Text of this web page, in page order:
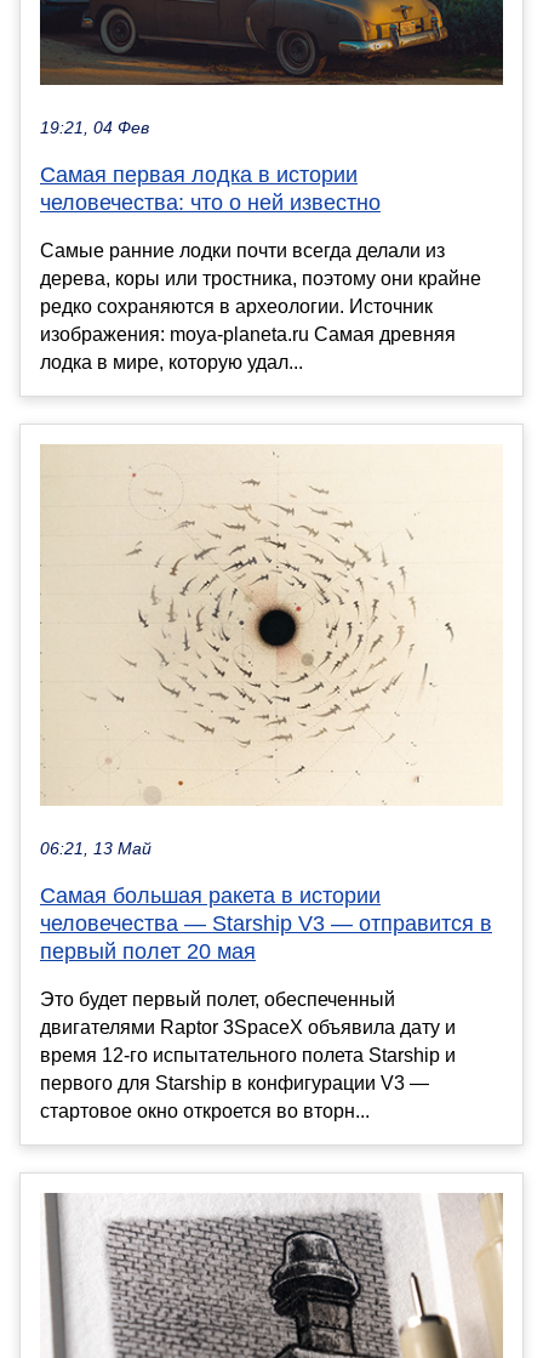
19:21, 04 Фев
Самая первая лодка в истории
человечества: что о ней известно
Самые ранние лодки почти всегда делали из
дерева, коры или тростника, поэтому они крайне
редко сохраняются в археологии. Источник
изображения: moya-planeta.ru Самая древняя
лодка в мире, которую удал...
06:21, 13 Май
Самая большая ракета в истории
человечества — Starship V3 — отправится в
первый полет 20 мая
Это будет первый полет, обеспеченный
двигателями Raptor 3SpaceX объявила дату и
время 12-го испытательного полета Starship и
первого для Starship в конфигурации V3 —
стартовое окно откроется во вторн...